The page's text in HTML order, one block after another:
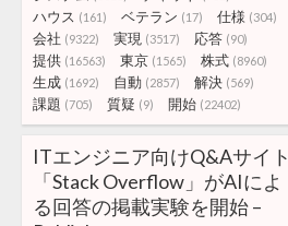
ハウス (161) ベテラン (17) 仕様 (304)
会社 (9322) 実現 (3517) 応答 (90)
提供 (16563) 東京 (1565) 株式 (8960)
生成 (1692) 自動 (2857) 解決 (569)
課題 (705) 質疑 (9) 開始 (22402)
ITエンジニア向けQ&Aサイト
「Stack Overflow」がAIによ
る回答の掲載実験を開始 –